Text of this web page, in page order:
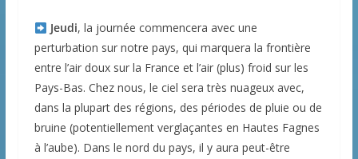
Jeudi, la journée commencera avec une
perturbation sur notre pays, qui marquera la frontière
entre l’air doux sur la France et l’air (plus) froid sur les
Pays-Bas. Chez nous, le ciel sera très nuageux avec,
dans la plupart des régions, des périodes de pluie ou de
bruine (potentiellement verglaçantes en Hautes Fagnes
à l’aube). Dans le nord du pays, il y aura peut-être